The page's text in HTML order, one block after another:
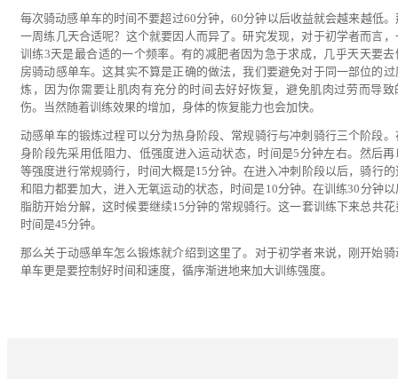
每次骑动感单车的时间不要超过60分钟，60分钟以后收益就会越来越低。
一周练几天合适呢？这个就要因人而异了。研究发现，对于初学者而言，
训练3天是最合适的一个频率。有的减肥者因为急于求成，几乎天天要去
房骑动感单车。这其实不算是正确的做法，我们要避免对于同一部位的过
炼，因为你需要让肌肉有充分的时间去好好恢复，避免肌肉过劳而导致
伤。当然随着训练效果的增加，身体的恢复能力也会加快。
动感单车的锻炼过程可以分为热身阶段、常规骑行与冲刺骑行三个阶段。
身阶段先采用低阻力、低强度进入运动状态，时间是5分钟左右。然后再
等强度进行常规骑行，时间大概是15分钟。在进入冲刺阶段以后，骑行的
和阻力都要加大，进入无氧运动的状态，时间是10分钟。在训练30分钟以
脂肪开始分解，这时候要继续15分钟的常规骑行。这一套训练下来总共花
时间是45分钟。
那么关于动感单车怎么锻炼就介绍到这里了。对于初学者来说，刚开始骑
单车更是要控制好时间和速度，循序渐进地来加大训练强度。